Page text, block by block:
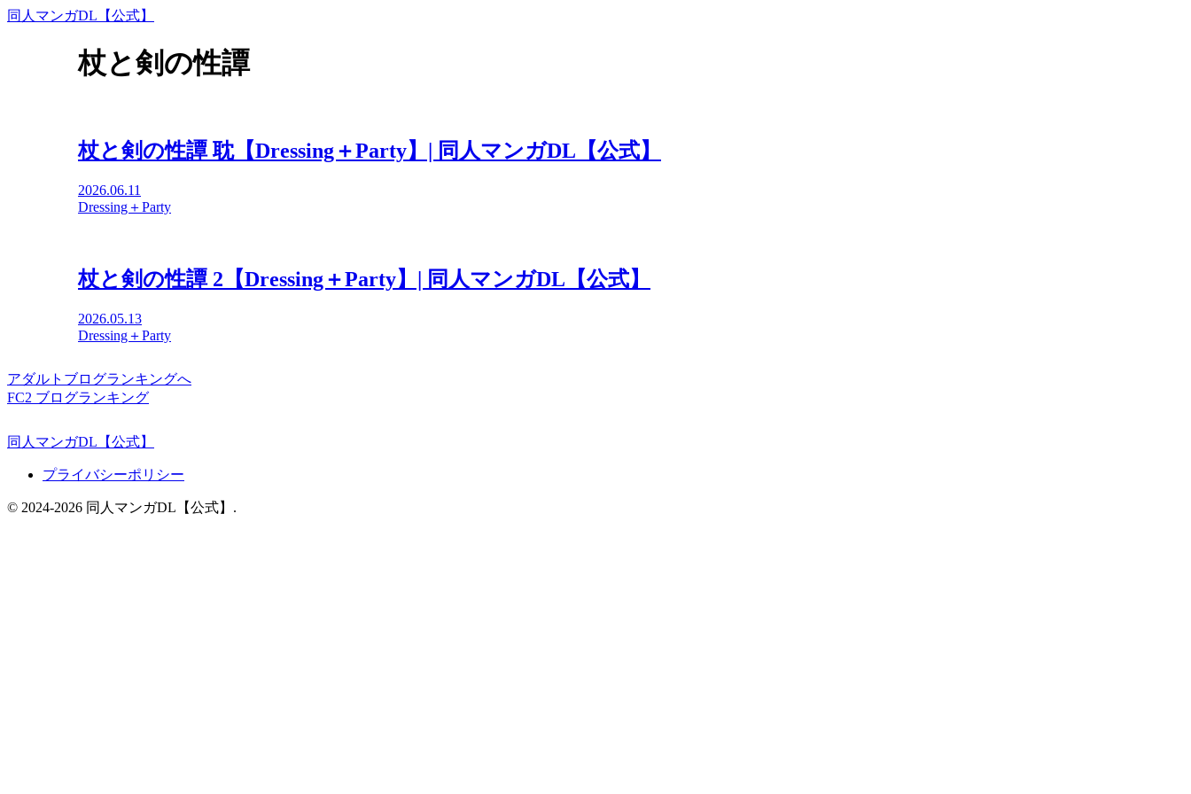
同人マンガDL【公式】
杖と剣の性譚
杖と剣の性譚 耽【Dressing＋Party】| 同人マンガDL【公式】
2026.06.11
Dressing＋Party
杖と剣の性譚 2【Dressing＋Party】| 同人マンガDL【公式】
2026.05.13
Dressing＋Party
アダルトブログランキングへ
FC2 ブログランキング
同人マンガDL【公式】
プライバシーポリシー
© 2024-2026 同人マンガDL【公式】.